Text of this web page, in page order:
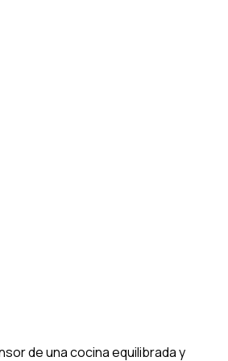
de una cocina equilibrada y